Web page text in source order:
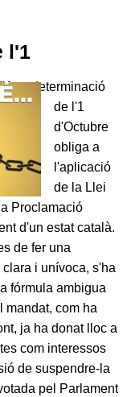
de l'1
d'Octubre
obliga a
l'aplicació
de la Llei
Proclamació
d'un estat català.
de fer una
i unívoca, s'ha
fórmula ambigua
mandat, com ha
ja ha donat lloc a
com interessos
de suspendre-la
pel Parlament